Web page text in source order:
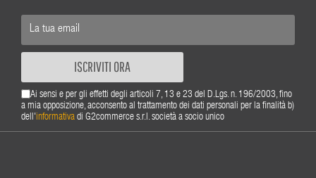
ISCRIVITI ORA
Ai sensi e per gli effetti degli articoli 7, 13 e 23 del D.Lgs. n. 196/2003, fino
a mia opposizione, acconsento al trattamento dei dati personali per la finalità b)
dell'informativa di G2commerce s.r.l. società a socio unico